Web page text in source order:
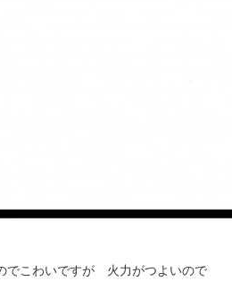
こわいですが 火力がつよいので